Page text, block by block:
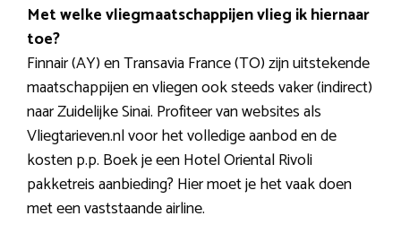
Met welke vliegmaatschappijen vlieg ik hiernaar
toe?
Finnair (AY) en Transavia France (TO) zijn uitstekende
maatschappijen en vliegen ook steeds vaker (indirect)
naar Zuidelijke Sinai. Profiteer van websites als
Vliegtarieven.nl voor het volledige aanbod en de
kosten p.p. Boek je een Hotel Oriental Rivoli
pakketreis aanbieding? Hier moet je het vaak doen
met een vaststaande airline.